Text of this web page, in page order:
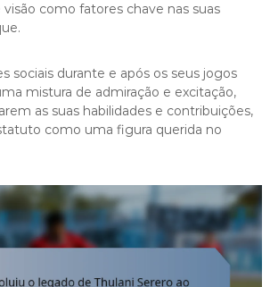
visão como fatores chave nas suas
sociais durante e após os seus jogos
mistura de admiração e excitação,
as suas habilidades e contribuições,
como uma figura querida no